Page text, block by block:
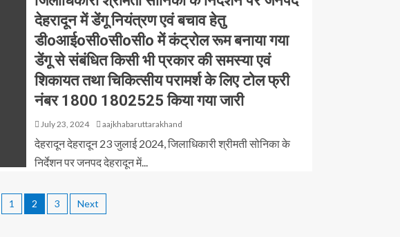
देहरादून में डेंगू नियंत्रण एवं बचाव हेतु
डीoआईoसीoसीoसीo में कंट्रोल रूम बनाया गया
डेंगू से संबंधित किसी भी प्रकार की समस्या एवं
शिकायत तथा चिकित्सीय परामर्श के लिए टोल फ्री
नंबर 1800 1802525 किया गया जारी
July 23, 2024 aajkhabaruttarakhand
देहरादून देहरादून 23 जुलाई 2024, जिलाधिकारी श्रीमती सोनिका के
निर्देशन पर जनपद देहरादून में...
1 2 3 Next